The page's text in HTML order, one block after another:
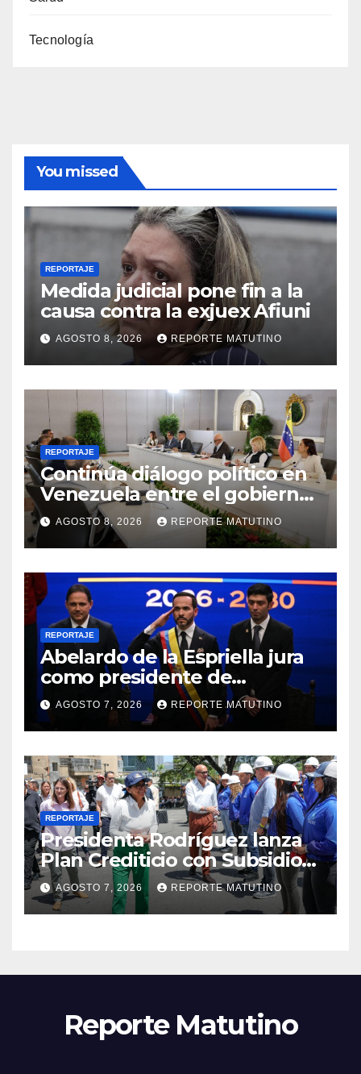
Tecnología
You missed
REPORTAJE
Medida judicial pone fin a la
causa contra la exjuex Afiuni
AGOSTO 8, 2026 REPORTE MATUTINO
REPORTAJE
Continúa diálogo político en
Venezuela entre el gobierno
y la oposición
AGOSTO 8, 2026 REPORTE MATUTINO
REPORTAJE
Abelardo de la Espriella jura
como presidente de
Colombia para el periodo
2026-2030
AGOSTO 7, 2026 REPORTE MATUTINO
REPORTAJE
Presidenta Rodríguez lanza
Plan Crediticio con Subsidio
Directo en encuentro con
Juntas de Condominio
AGOSTO 7, 2026 REPORTE MATUTINO
Reporte Matutino